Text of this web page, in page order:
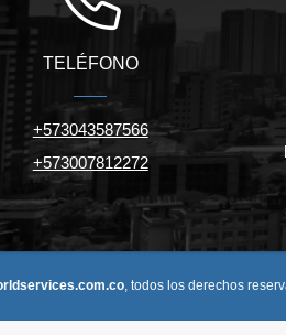
TELÉFONO
+573043587566
+573007812272
, todos los derechos